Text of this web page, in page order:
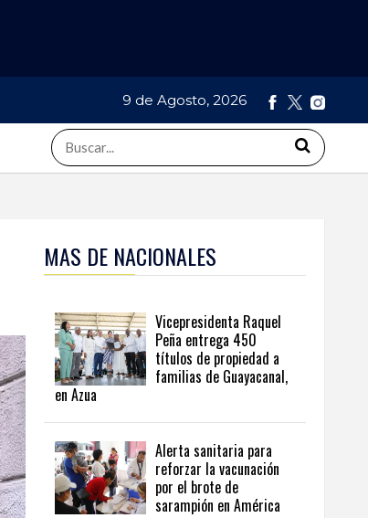
9 de Agosto, 2026
MAS DE NACIONALES
Vicepresidenta Raquel
Peña entrega 450
títulos de propiedad a
familias de Guayacanal,
en Azua
Alerta sanitaria para
reforzar la vacunación
por el brote de
sarampión en América